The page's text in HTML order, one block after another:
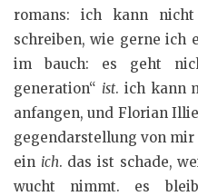
romans: ich kann nicht
schreiben, wie gerne ich
im bauch: es geht
generation“ ist. ich kann
anfangen, und Florian
gegendarstellung von
ein ich. das ist schade,
wucht nimmt. es